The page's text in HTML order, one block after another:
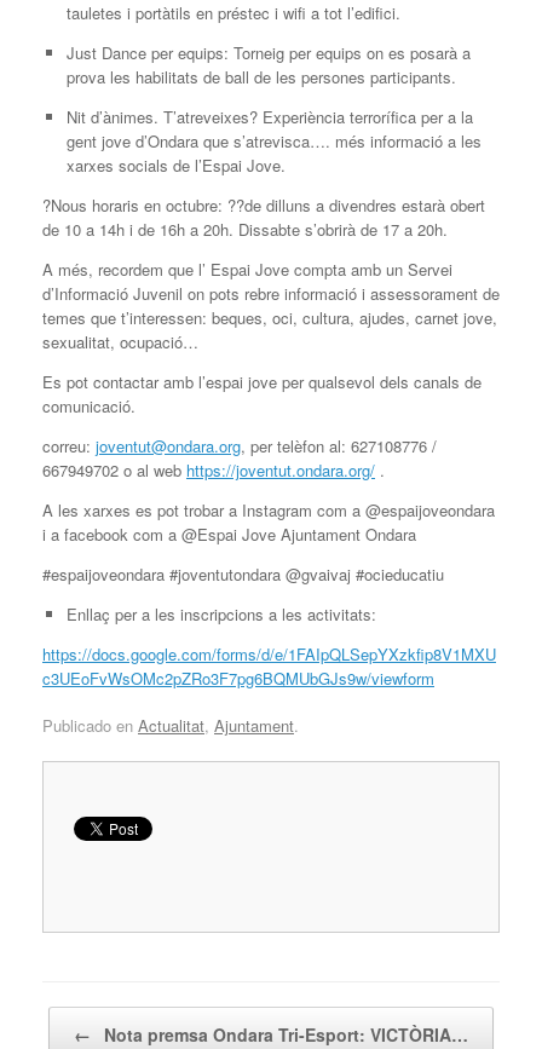
tauletes i portàtils en préstec i wifi a tot l’edifici.
Just Dance per equips: Torneig per equips on es posarà a
prova les habilitats de ball de les persones participants.
Nit d’ànimes. T’atreveixes? Experiència terrorífica per a la
gent jove d’Ondara que s’atrevisca…. més informació a les
xarxes socials de l’Espai Jove.
?️Nous horaris en octubre: ??‍de dilluns a divendres estarà obert
de 10 a 14h i de 16h a 20h. Dissabte s’obrirà de 17 a 20h.
A més, recordem que l’ Espai Jove compta amb un Servei
d’Informació Juvenil on pots rebre informació i assessorament de
temes que t’interessen: beques, oci, cultura, ajudes, carnet jove,
sexualitat, ocupació…
Es pot contactar amb l’espai jove per qualsevol dels canals de
comunicació.
correu: joventut@ondara.org, per telèfon al: 627108776 /
667949702 o al web https://joventut.ondara.org/ .
A les xarxes es pot trobar a Instagram com a @espaijoveondara
i a facebook com a @Espai Jove Ajuntament Ondara
#espaijoveondara #joventutondara @gvaivaj #ocieducatiu
Enllaç per a les inscripcions a les activitats:
https://docs.google.com/forms/d/e/1FAIpQLSepYXzkfip8V1MXU
c3UEoFvWsOMc2pZRo3F7pg6BQMUbGJs9w/viewform
Publicado en Actualitat, Ajuntament.
← Nota premsa Ondara Tri-Esport: VICTÒRIA…